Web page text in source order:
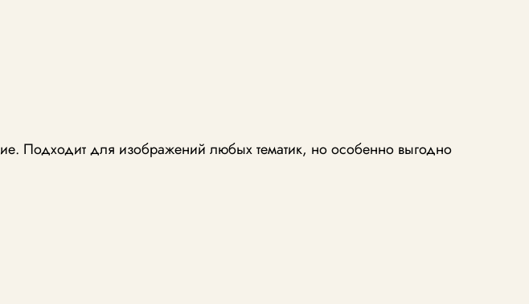
Подходит для изображений любых тематик, но особенно выгодно